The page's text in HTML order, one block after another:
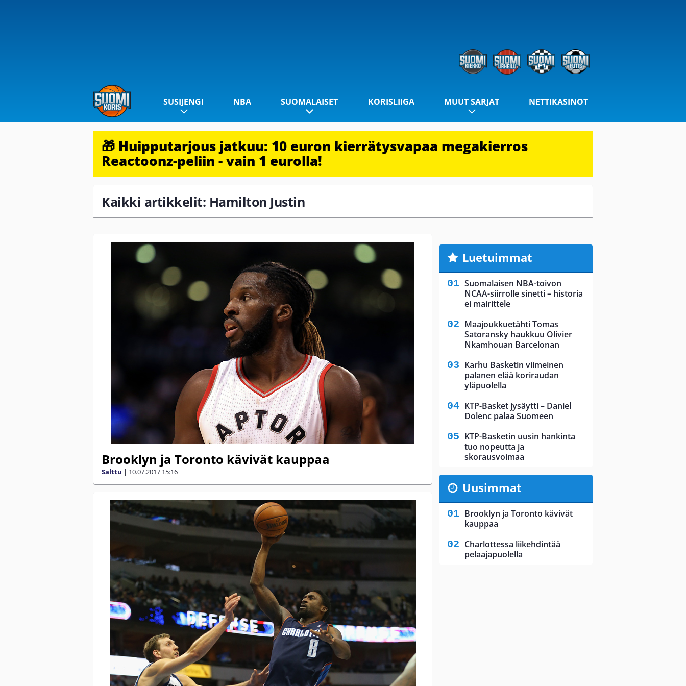
SUSIJENGI NBA SUOMALAISET KORISLIIGA MUUT SARJAT NETTIKASINOT
🎁 Huipputarjous jatkuu: 10 euron kierrätysvapaa megakierros
Reactoonz-peliin - vain 1 eurolla!
Kaikki artikkelit: Hamilton Justin
Brooklyn ja Toronto kävivät kauppaa
Salttu | 10.07.2017 15:16
Luetuimmat
Suomalaisen NBA-toivon
NCAA-siirrolle sinetti – historia
ei mairittele
Maajoukkuetähti Tomas
Satoransky haukkuu Olivier
Nkamhouan Barcelonan
Karhu Basketin viimeinen
palanen elää koriraudan
yläpuolella
KTP-Basket jysäytti – Daniel
Dolenc palaa Suomeen
KTP-Basketin uusin hankinta
tuo nopeutta ja
skorausvoimaa
Uusimmat
Brooklyn ja Toronto kävivät
kauppaa
Charlottessa liikehdintää
pelaajapuolella